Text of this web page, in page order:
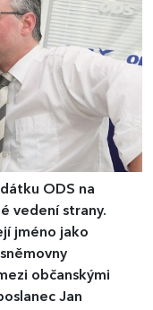
ODS na
vedení strany.
jméno jako
občanskými
Jan